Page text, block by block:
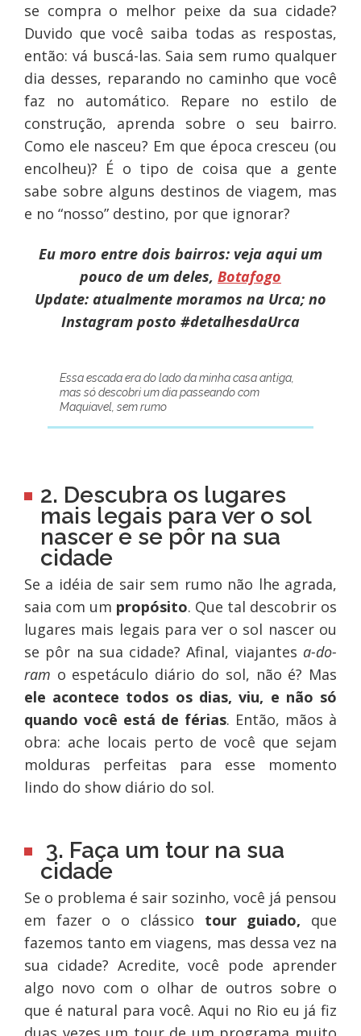
se compra o melhor peixe da sua cidade?
Duvido que você saiba todas as respostas,
então: vá buscá-las. Saia sem rumo qualquer
dia desses, reparando no caminho que você
faz no automático. Repare no estilo de
construção, aprenda sobre o seu bairro.
Como ele nasceu? Em que época cresceu (ou
encolheu)? É o tipo de coisa que a gente
sabe sobre alguns destinos de viagem, mas
e no “nosso” destino, por que ignorar?
Eu moro entre dois bairros: veja aqui um
pouco de um deles, Botafogo
Update: atualmente moramos na Urca; no
Instagram posto #detalhesdaUrca
Essa escada era do lado da minha casa antiga,
mas só descobri um dia passeando com
Maquiavel, sem rumo
2. Descubra os lugares
mais legais para ver o sol
nascer e se pôr na sua
cidade
Se a idéia de sair sem rumo não lhe agrada,
saia com um propósito. Que tal descobrir os
lugares mais legais para ver o sol nascer ou
se pôr na sua cidade? Afinal, viajantes a-do-
ram o espetáculo diário do sol, não é? Mas
ele acontece todos os dias, viu, e não só
quando você está de férias. Então, mãos à
obra: ache locais perto de você que sejam
molduras perfeitas para esse momento
lindo do show diário do sol.
3. Faça um tour na sua
cidade
Se o problema é sair sozinho, você já pensou
em fazer o o clássico tour guiado, que
fazemos tanto em viagens, mas dessa vez na
sua cidade? Acredite, você pode aprender
algo novo com o olhar de outros sobre o
que é natural para você. Aqui no Rio eu já fiz